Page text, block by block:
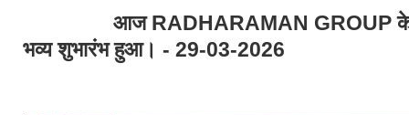
आज RADHARAMAN GROUP के
भव्य शुभारंभ हुआ। - 29-03-2026